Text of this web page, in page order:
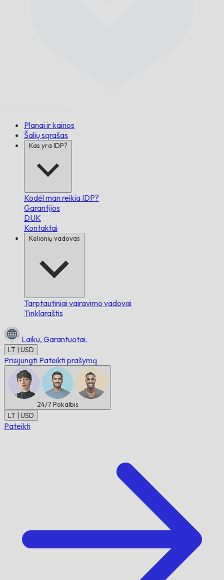
Planai ir kainos
Šalių sąrašas
Kas yra IDP?
Kodėl man reikia IDP?
Garantijos
DUK
Kontaktai
Kelionių vadovas
Tarptautiniai vairavimo vadovai
Tinklaraštis
Laiku, Garantuotai.
LT | USD
Prisijungti Pateikti prašymą
24/7 Pokalbis
LT | USD
Pateikti